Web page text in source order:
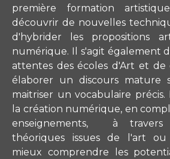
première formation
découvrir de nouvelles
d'hybrider les propositions
numérique. Il s'agit également
attentes des écoles d'Art et de
élaborer un discours mature
maitriser un vocabulaire précis.
la création numérique, en
enseignements, à travers
théoriques issues de l'art ou
mieux comprendre les